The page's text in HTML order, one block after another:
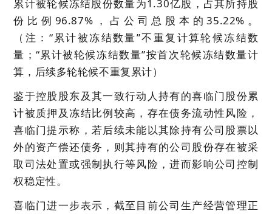
累计被轮候冻结股份数量为1.30亿股，占其所持股
份比例96.87%，占公司总股本的35.22%。
（注：“累计被冻结数量”不重复计算轮候冻结数
量；“累计被轮候冻结数量”按首次轮候冻结数量计
算，后续多轮轮候不重复累计）
鉴于控股股东及其一致行动人持有的喜临门股份累
计被质押及冻结比例较高，存在债务流动性风险，
喜临门提示称，若后续未能以其除持有公司股票以
外的资产偿还债务，则其持有的公司股份存在被采
取司法处置或强制执行等风险，进而影响公司控制
权稳定性。
喜临门进一步表示，截至目前公司生产经营管理正